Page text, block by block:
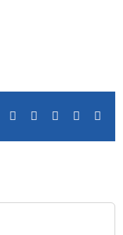
RedditLinkedIn
TumblrPinterest